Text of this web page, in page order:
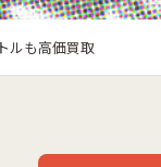
ルも高価買取